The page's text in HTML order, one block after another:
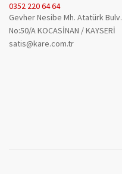
0352 220 64 64
Gevher Nesibe Mh. Atatürk Bulv.
No:50/A KOCASİNAN / KAYSERİ
satis@kare.com.tr